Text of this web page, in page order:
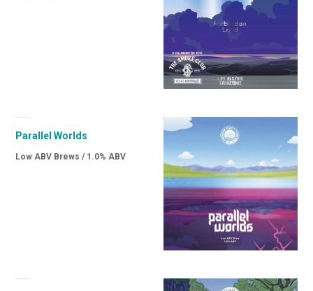
Parallel Worlds
Low ABV Brews / 1.0% ABV